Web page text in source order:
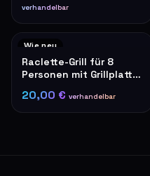
verhandelbar
Wie neu
Raclette-Grill für 8
Personen mit Grillplatte,
20,00 € verhandelbar